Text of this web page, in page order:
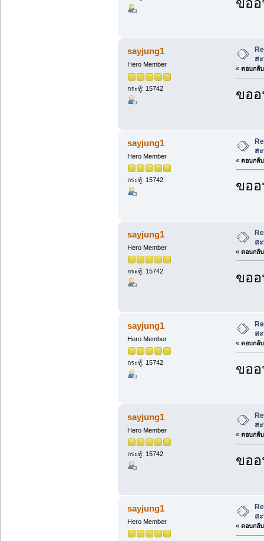
sayjung1
Hero Member
กระทู้: 15742
ส
« ตอบกลั
ขอ
sayjung1
Hero Member
กระทู้: 15742
ส
« ตอบกลั
ขอ
sayjung1
Hero Member
กระทู้: 15742
ส
« ตอบกลั
ขอ
sayjung1
Hero Member
กระทู้: 15742
ส
« ตอบกลั
ขอ
sayjung1
Hero Member
กระทู้: 15742
ส
« ตอบกลั
ขอ
sayjung1
Hero Member
ส
« ตอบกลั